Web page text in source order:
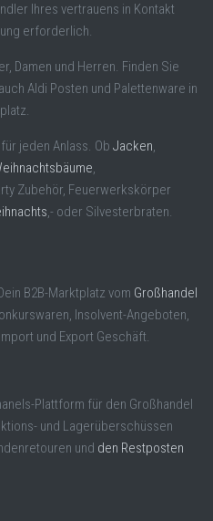
Ihres vertrauens in Kontakt
erforderlich.
Damen und Herren. Finden Sie
Aldi Posten und Palettenware in
jeden Anlass. Ob Jacken,
,
Zubehör, Feuerwerkskörper
,- oder Silvesterbraten.
B2B-Marktplatz vom Großhandel
Insolvent-Angeboten,
und Export Geschäft.
Plattform für den Großhandel
und Lagerüberschüssen
und den Restposten